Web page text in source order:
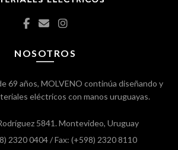
NOSOTROS
69 años, MOLVENO continúa diseñando y
eléctricos con manos uruguayas.
5841. Montevideo, Uruguay
2320 0404/ Fax: (+598) 2320 8110